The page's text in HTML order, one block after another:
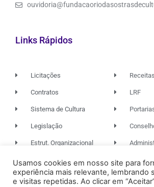
Links Rápidos
Licitações
Contratos
Sistema de Cultura
Legislação
Estrut. Organizacional
LRF
© 2026. TODOS OS DIREITOS
Usamos cookies em nosso site para
experiência mais relevante, lembrando
e visitas repetidas. Ao clicar em